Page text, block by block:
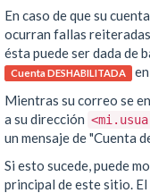
En caso de que su
ocurran fallas
ésta puede ser dada de
Cuenta DESHABILITADA en
Mientras su correo se
a su dirección
un mensaje de "Cuenta
Si esto sucede, puede
principal de este sitio.